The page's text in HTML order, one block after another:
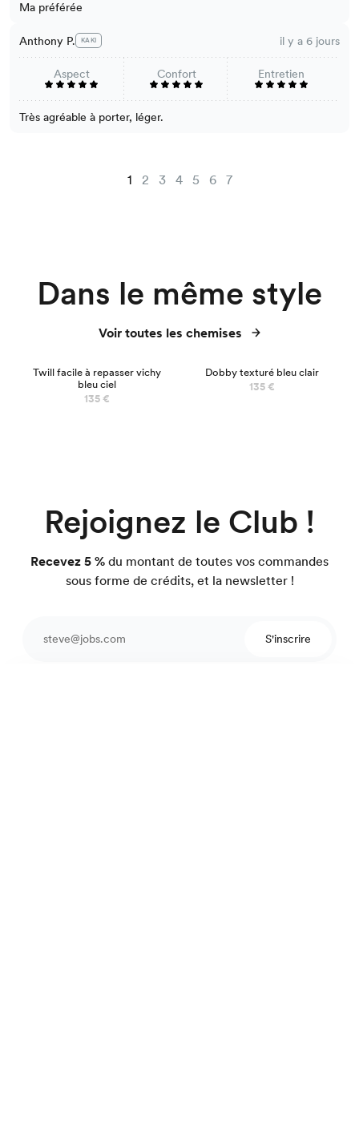
Ma préférée
Anthony P. KAKI il y a 6 jours
Aspect Confort Entretien
Très agréable à porter, léger.
1 2 3 4 5 6 7
Dans le même style
Voir toutes les chemises
Twill facile à repasser vichy
bleu ciel
135 €
Dobby texturé bleu clair
135 €
Rejoignez le Club !
Recevez 5 % du montant de toutes vos commandes
sous forme de crédits, et la newsletter !
S'inscrire